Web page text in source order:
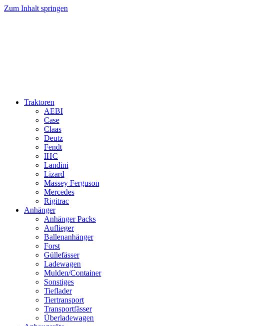
Zum Inhalt springen
Traktoren
AEBI
Case
Claas
Deutz
Fendt
IHC
Landini
Lizard
Massey Ferguson
Mercedes
Rigitrac
Anhänger
Anhänger Packs
Auflieger
Ballenanhänger
Forst
Güllefässer
Ladewagen
Mulden/Container
Sonstiges
Tieflader
Tiertransport
Transportfässer
Überladewagen